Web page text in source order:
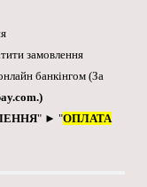
замовлення
банкінгом (За
.)
" ► "ОПЛАТА